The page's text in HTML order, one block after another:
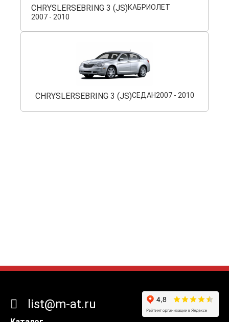
CHRYSLERSEBRING 3 (JS)КАБРИОЛЕТ
2007 - 2010
CHRYSLERSEBRING 3 (JS)СЕДАН2007 - 2010
list@m-at.ru